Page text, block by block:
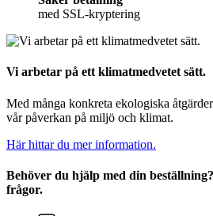
med SSL-kryptering
Vi arbetar på ett klimatmedvetet sätt.
Med många konkreta ekologiska
vår påverkan på miljö och klimat.
Här hittar du mer information.
Behöver du hjälp med din
frågor.